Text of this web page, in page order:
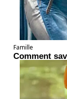
Famille
Comment